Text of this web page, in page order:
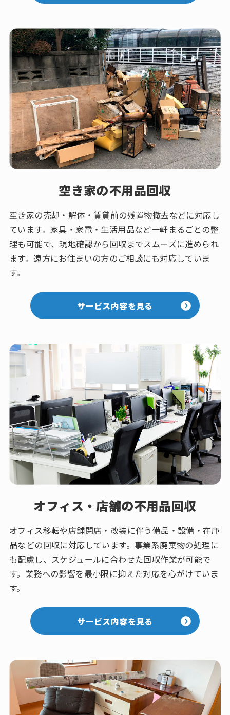
空き家の不用品回収
空き家の売却・解体・賃貸前の残置物撤去などに対応し
ています。家具・家電・生活用品など一軒まるごとの整
理も可能で、現地確認から回収までスムーズに進められ
ます。遠方にお住まいの方のご相談にも対応していま
す。
サービス内容を見る
オフィス・店舗の不用品回収
オフィス移転や店舗閉店・改装に伴う備品・設備・在庫
品などの回収に対応しています。事業系廃棄物の処理に
も配慮し、スケジュールに合わせた回収作業が可能で
す。業務への影響を最小限に抑えた対応を心がけていま
す。
サービス内容を見る